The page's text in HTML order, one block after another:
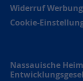
Widerruf Werbung
Cookie-
Nassauische